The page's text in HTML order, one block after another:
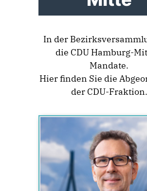
In der
die CDU Hamburg-
Mandate.
Hier finden Sie die
der CDU-Fraktion.